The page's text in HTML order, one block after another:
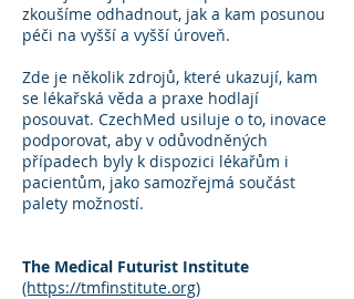
zkoušíme odhadnout, jak a kam posunou
péči na vyšší a vyšší úroveň.
Zde je několik zdrojů, které ukazují, kam
se lékařská věda a praxe hodlají
posouvat. CzechMed usiluje o to, inovace
podporovat, aby v odůvodněných
případech byly k dispozici lékařům i
pacientům, jako samozřejmá součást
palety možností.
The Medical Futurist Institute
(https://tmfinstitute.org)